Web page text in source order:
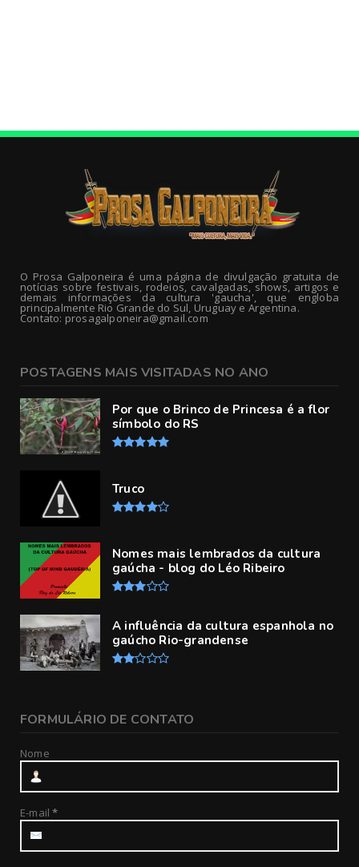
O Prosa Galponeira é uma página de divulgação gratuita de
notícias sobre festivais, rodeios, cavalgadas, shows, artigos e
demais informações da cultura 'gaucha', que engloba
principalmente Rio Grande do Sul, Uruguay e Argentina.
Contato: prosagalponeira@gmail.com
POSTAGENS MAIS VISITADAS NO ANO
Por que o Brinco de Princesa é a flor
símbolo do RS
Truco
Nomes mais lembrados da cultura
gaúcha - blog do Léo Ribeiro
A influência da cultura espanhola no
gaúcho Rio-grandense
FORMULÁRIO DE CONTATO
Nome
E-mail*